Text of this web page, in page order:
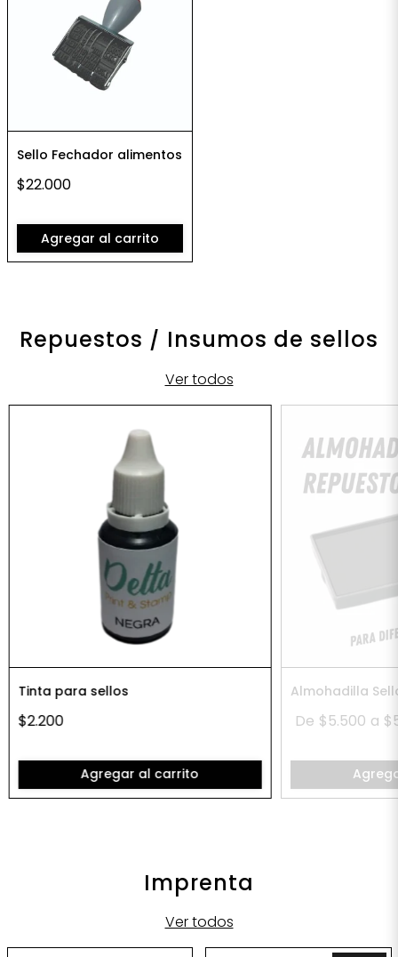
Sello Fechador alimentos
$22.000
Agregar al carrito
Repuestos / Insumos de sellos
Ver todos
Tinta para sellos
$2.200
Agregar al carrito
Almohadilla
De $5.500 a
Imprenta
Ver todos